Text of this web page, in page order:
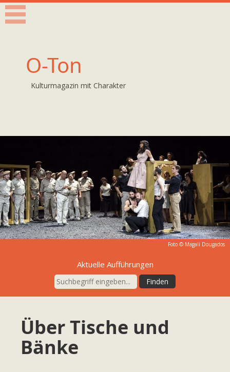
O-Ton
Kulturmagazin mit Charakter
Foto © Magali Dougados
Aktuelle Aufführungen
Über Tische und
Bänke